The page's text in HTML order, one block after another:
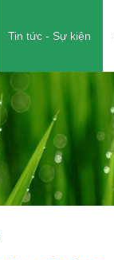
Tin tức - Sự kiện